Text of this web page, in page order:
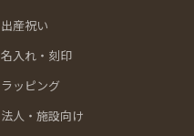
出産祝い
名入れ・刻印
ラッピング
法人・施設向け